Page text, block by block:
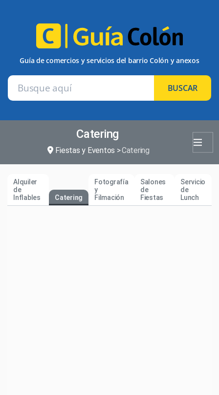
Guía de comercios y servicios del barrio Colón y anexos
BUSCAR
Catering
Fiestas y Eventos Catering
Alquiler
de
Inflables
Catering
Fotografía
y
Filmación
Salones
de
Fiestas
Servicio
de
Lunch